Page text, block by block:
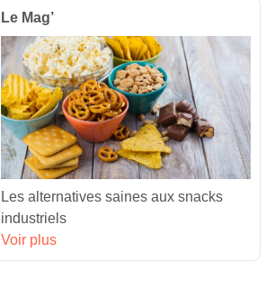
Le Mag’
Les alternatives saines aux snacks
industriels
Voir plus